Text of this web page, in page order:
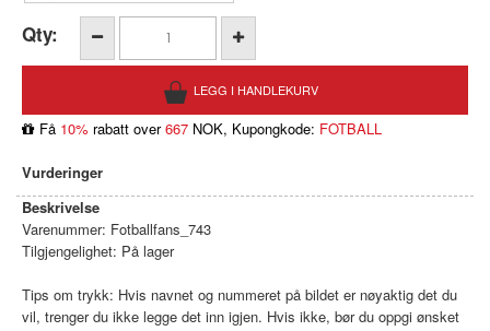
Qty:
Få 10% rabatt over667 NOK, Kupongkode: FOTBALL
Vurderinger
Beskrivelse
Varenummer: Fotballfans_743
Tilgjengelighet: På lager
Tips om trykk: Hvis navnet og nummeret på bildet er nøyaktig det du
vil, trenger du ikke legge det inn igjen. Hvis ikke, bør du oppgi ønsket